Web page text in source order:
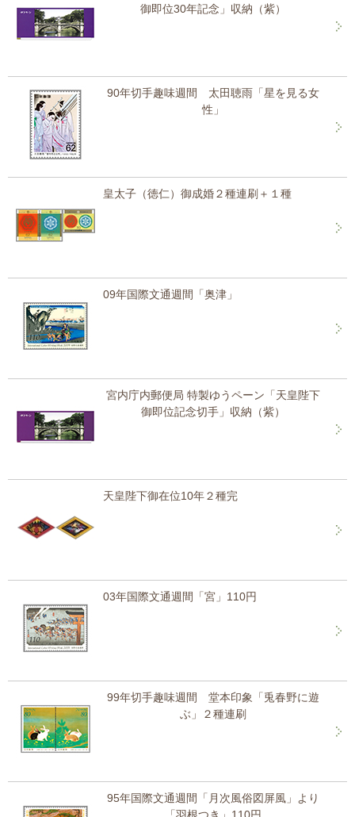
御即位30年記念」収納（紫）
90年切手趣味週間 太田聴雨「星を見る女
性」
皇太子（徳仁）御成婚２種連刷＋１種
09年国際文通週間「奥津」
宮内庁内郵便局 特製ゆうペーン「天皇陛下
御即位記念切手」収納（紫）
天皇陛下御在位10年２種完
03年国際文通週間「宮」110円
99年切手趣味週間 堂本印象「兎春野に遊
ぶ」２種連刷
95年国際文通週間「月次風俗図屏風」より